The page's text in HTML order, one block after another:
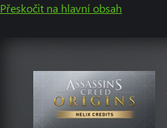
Přeskočit na hlavní obsah